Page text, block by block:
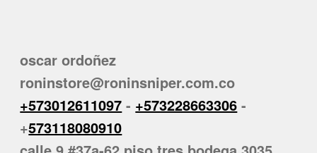
oscar ordoñez
roninstore@roninsniper.com.co
+573012611097 - +573228663306 -
+573118080910